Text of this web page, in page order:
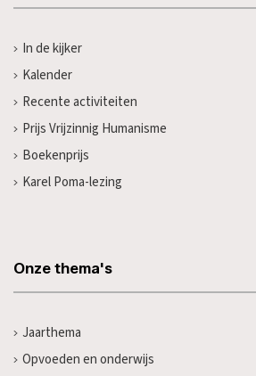
In de kijker
Kalender
Recente activiteiten
Prijs Vrijzinnig Humanisme
Boekenprijs
Karel Poma-lezing
Onze thema's
Jaarthema
Opvoeden en onderwijs